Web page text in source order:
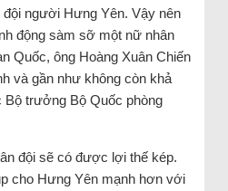
người Hưng Yên. Vậy nên
động sàm sỡ một nữ nhân
Quốc, ông Hoàng Xuân Chiến
và gần như không còn khả
trưởng Bộ Quốc phòng
đội sẽ có được lợi thế kép.
cho Hưng Yên mạnh hơn với